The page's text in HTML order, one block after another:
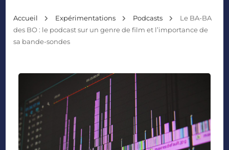
Accueil Expérimentations Podcasts
Le BA-BA
des BO : le podcast sur un genre de film et l’importance de
sa bande-sondes